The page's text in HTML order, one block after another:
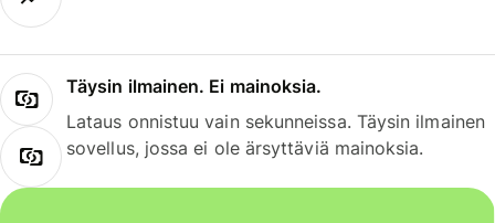
Täysin ilmainen. Ei mainoksia.
Lataus onnistuu vain sekunneissa. Täysin ilmainen
sovellus, jossa ei ole ärsyttäviä mainoksia.